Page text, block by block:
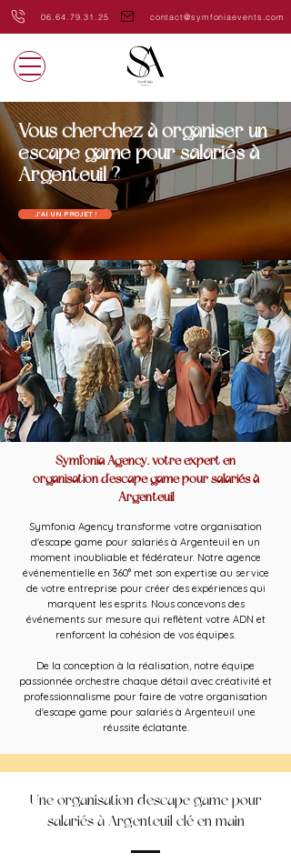
06.64.79.31.25 contact@symfoniaevents.com
Vous cherchez à organiser un
escape game pour salariés à
Argenteuil ?
J'AI UN PROJET !
Symfonia Agency, votre expert en
organisation d'escape game pour salariés à
Argenteuil
Symfonia Agency transforme votre organisation
d'escape game pour salariés à Argenteuil en un
moment inoubliable et fédérateur. Notre agence
événementielle en 360° met son expertise au service
de votre entreprise pour créer des expériences qui
marquent les esprits. Nous concevons des
événements sur mesure qui reflètent votre ADN et
renforcent la cohésion de vos équipes.
De la conception à la réalisation, notre équipe
passionnée orchestre chaque détail avec créativité et
professionnalisme pour faire de votre organisation
d'escape game pour salariés à Argenteuil une
réussite éclatante.
Une organisation d'escape game pour
salariés à Argenteuil clé en main